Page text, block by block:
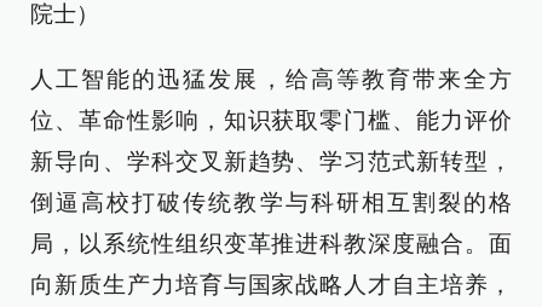
院士）
人工智能的迅猛发展，给高等教育带来全方
位、革命性影响，知识获取零门槛、能力评价
新导向、学科交叉新趋势、学习范式新转型，
倒逼高校打破传统教学与科研相互割裂的格
局，以系统性组织变革推进科教深度融合。面
向新质生产力培育与国家战略人才自主培养，